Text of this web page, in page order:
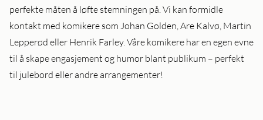
perfekte måten å løfte stemningen på. Vi kan formidle
kontakt med komikere som Johan Golden, Are Kalvø, Martin
Lepperød eller Henrik Farley. Våre komikere har en egen evne
til å skape engasjement og humor blant publikum – perfekt
til julebord eller andre arrangementer!